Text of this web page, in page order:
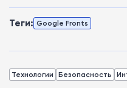
Теги: Google Fronts
Технологии Безопасность